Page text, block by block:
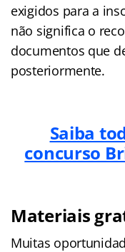
exigidos para a
não significa o
documentos que
posteriormente.
Saiba
concurso
Materiais
Muitas